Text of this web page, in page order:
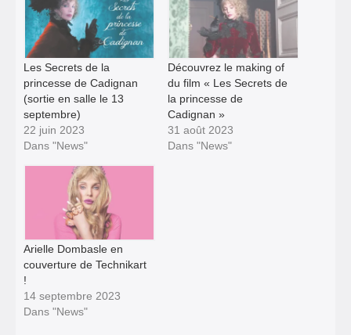
Les Secrets de la
princesse de Cadignan
(sortie en salle le 13
septembre)
22 juin 2023
Dans "News"
Découvrez le making of
du film « Les Secrets de
la princesse de
Cadignan »
31 août 2023
Dans "News"
Arielle Dombasle en
couverture de Technikart
!
14 septembre 2023
Dans "News"